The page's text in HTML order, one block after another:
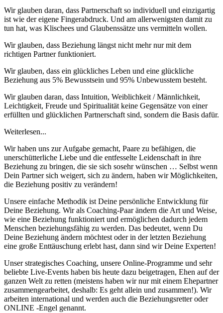
Wir glauben daran, dass Partnerschaft so individuell und einzigartig
ist wie der eigene Fingerabdruck. Und am allerwenigsten damit zu
tun hat, was Klischees und Glaubenssätze uns vermitteln wollen.
Wir glauben, dass Beziehung längst nicht mehr nur mit dem
richtigen Partner funktioniert.
Wir glauben, dass ein glückliches Leben und eine glückliche
Beziehung aus 5% Bewusstsein und 95% Unbewusstem besteht.
Wir glauben daran, dass Intuition, Weiblichkeit / Männlichkeit,
Leichtigkeit, Freude und Spiritualität keine Gegensätze von einer
erfüllten und glücklichen Partnerschaft sind, sondern die Basis dafür.
Weiterlesen...
Wir haben uns zur Aufgabe gemacht, Paare zu befähigen, die
unerschütterliche Liebe und die entfesselte Leidenschaft in ihre
Beziehung zu bringen, die sie sich sosehr wünschen … Selbst wenn
Dein Partner sich weigert, sich zu ändern, haben wir Möglichkeiten,
die Beziehung positiv zu verändern!
Unsere einfache Methodik ist Deine persönliche Entwicklung für
Deine Beziehung. Wir als Coaching-Paar ändern die Art und Weise,
wie eine Beziehung funktioniert und ermöglichen dadurch jedem
Menschen beziehungsfähig zu werden. Das bedeutet, wenn Du
Deine Beziehung ändern möchtest oder in der letzten Beziehung
eine große Enttäuschung erlebt hast, dann sind wir Deine Experten!
Unser strategisches Coaching, unsere Online-Programme und sehr
beliebte Live-Events haben bis heute dazu beigetragen, Ehen auf der
ganzen Welt zu retten (meistens haben wir nur mit einem Ehepartner
zusammengearbeitet, deshalb: Es geht allein und zusammen!). Wir
arbeiten international und werden auch die Beziehungsretter oder
ONLINE -Engel genannt.